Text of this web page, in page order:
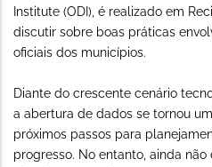
Institute (ODI), é realizado em
discutir sobre boas práticas
oficiais dos municípios.
Diante do crescente cenário
a abertura de dados se tornou
próximos passos para
progresso. No entanto, ainda